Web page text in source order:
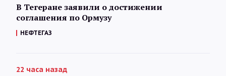
В Тегеране заявили о достижении
соглашения по Ормузу
НЕФТЕГАЗ
22 часа назад